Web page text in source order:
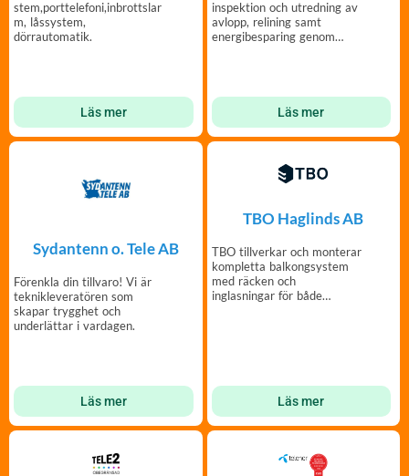
stem,porttelefoni,inbrottslar
m, låssystem,
dörrautomatik.
Läs mer
inspektion och utredning av
avlopp, relining samt
energibesparing genom
Läs mer
Sydantenn o. Tele AB
Förenkla din tillvaro! Vi är
teknikleveratören som
skapar trygghet och
underlättar i vardagen.
Läs mer
TBO Haglinds AB
TBO tillverkar och monterar
kompletta balkongsystem
med räcken och
inglasningar för både
Läs mer